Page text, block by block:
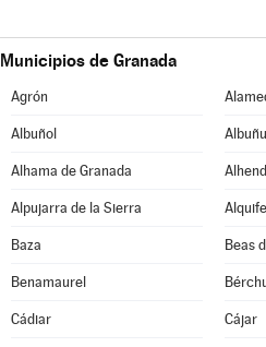
Municipios de Granada
Agrón
Albuñol
Alhama de Granada
Alpujarra de la Sierra Alquife
Baza Beas
Benamaurel
Cádiar Cájar